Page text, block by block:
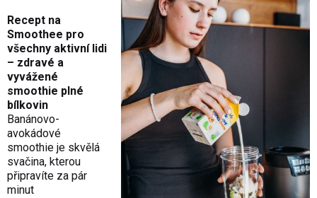
Recept na
Smoothee pro
všechny aktivní lidi
– zdravé a
vyvážené
smoothie plné
bílkovin
Banánovo-
avokádové
smoothie je skvělá
svačina, kterou
připravíte za pár
minut